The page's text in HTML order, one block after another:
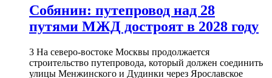
Собянин: путепровод над 28
путями МЖД достроят в 2028 году
3 На северо-востоке Москвы продолжается
строительство путепровода, который должен соединить
улицы Менжинского и Дудинки через Ярославское